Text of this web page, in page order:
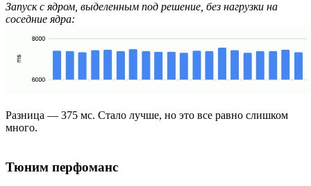
Запуск с ядром, выделенным под решение, без нагрузки на
соседние ядра:
Разница — 375 мс. Стало лучше, но это все равно слишком
много.
Тюним перфоманс